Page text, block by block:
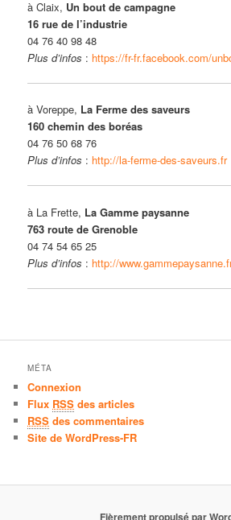
à Claix, Un bout de campagne
16 rue de l’industrie
04 76 40 98 48
Plus d’infos : https://fr-fr.facebook.com/
à Voreppe, La Ferme des saveurs
160 chemin des boréas
04 76 50 68 76
Plus d’infos : http://la-ferme-des-saveurs.fr
à La Frette, La Gamme paysanne
763 route de Grenoble
04 74 54 65 25
Plus d’infos : http://
MÉTA
Connexion
Flux RSS des articles
RSS des commentaires
Site de WordPress-FR
Fièrement propulsé par